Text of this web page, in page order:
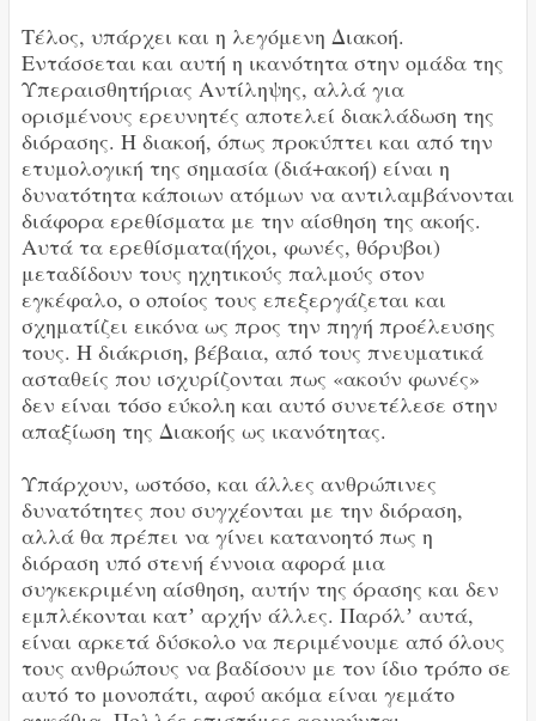
Τέλος, υπάρχει και η λεγόμενη Διακοή.
Εντάσσεται και αυτή η ικανότητα στην ομάδα της
Υπεραισθητήριας Αντίληψης, αλλά για
ορισμένους ερευνητές αποτελεί διακλάδωση της
διόρασης. Η διακοή, όπως προκύπτει και από την
ετυμολογική της σημασία (διά+ακοή) είναι η
δυνατότητα κάποιων ατόμων να αντιλαμβάνονται
διάφορα ερεθίσματα με την αίσθηση της ακοής.
Αυτά τα ερεθίσματα(ήχοι, φωνές, θόρυβοι)
μεταδίδουν τους ηχητικούς παλμούς στον
εγκέφαλο, ο οποίος τους επεξεργάζεται και
σχηματίζει εικόνα ως προς την πηγή προέλευσης
τους. Η διάκριση, βέβαια, από τους πνευματικά
ασταθείς που ισχυρίζονται πως «ακούν φωνές»
δεν είναι τόσο εύκολη και αυτό συνετέλεσε στην
απαξίωση της Διακοής ως ικανότητας.
Υπάρχουν, ωστόσο, και άλλες ανθρώπινες
δυνατότητες που συγχέονται με την διόραση,
αλλά θα πρέπει να γίνει κατανοητό πως η
διόραση υπό στενή έννοια αφορά μια
συγκεκριμένη αίσθηση, αυτήν της όρασης και δεν
εμπλέκονται κατʼ αρχήν άλλες. Παρόλʼ αυτά,
είναι αρκετά δύσκολο να περιμένουμε από όλους
τους ανθρώπους να βαδίσουν με τον ίδιο τρόπο σε
αυτό το μονοπάτι, αφού ακόμα είναι γεμάτο